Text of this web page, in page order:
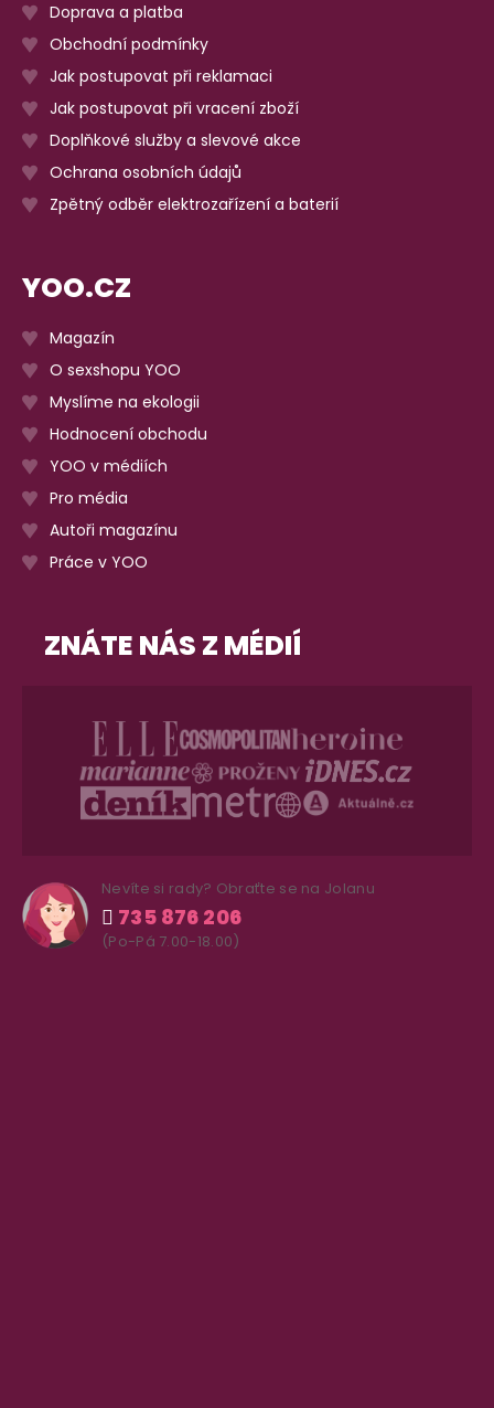
Doprava a platba
Obchodní podmínky
Jak postupovat při reklamaci
Jak postupovat při vracení zboží
Doplňkové služby a slevové akce
Ochrana osobních údajů
Zpětný odběr elektrozařízení a baterií
YOO.CZ
Magazín
O sexshopu YOO
Myslíme na ekologii
Hodnocení obchodu
YOO v médiích
Pro média
Autoři magazínu
Práce v YOO
ZNÁTE NÁS Z MÉDIÍ
Nevíte si rady? Obraťte se na Jolanu
735 876 206
(Po-Pá 7.00-18.00)